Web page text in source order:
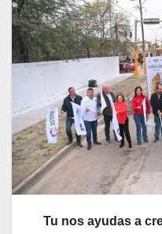
Tu nos ayudas a